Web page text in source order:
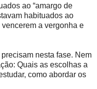
ao “amargo de
habituados ao
a vergonha e
nesta fase. Nem
Quais as escolhas a
como abordar os